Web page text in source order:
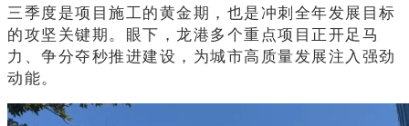
三季度是项目施工的黄金期， 也是冲刺全年发展目标
的攻坚关键期。眼下，龙港多个重点项目正开足马
力、争分夺秒推进建设，为城市高质量发展注入强劲
动能。